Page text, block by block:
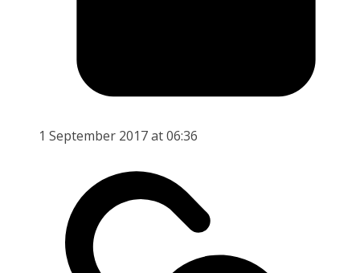
1 September 2017 at 06:36